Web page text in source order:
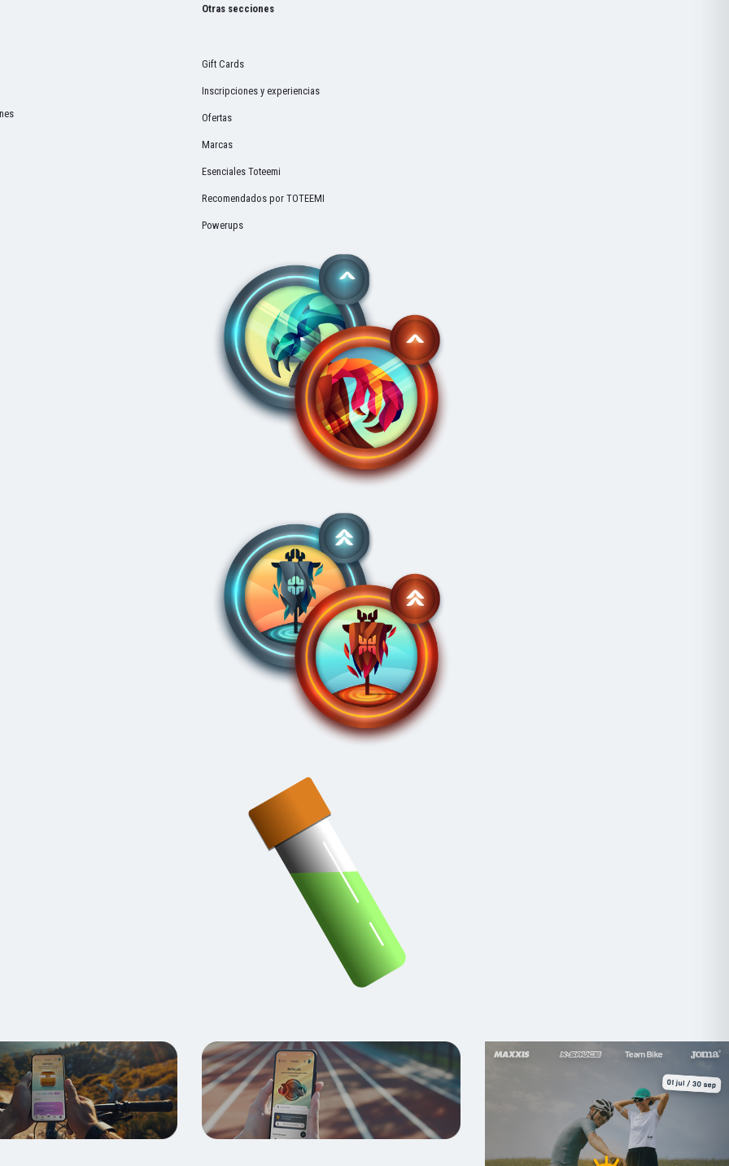
Otras secciones
Gift Cards
Inscripciones y experiencias
Ofertas
Marcas
Esenciales Toteemi
Recomendados por TOTEEMI
Powerups